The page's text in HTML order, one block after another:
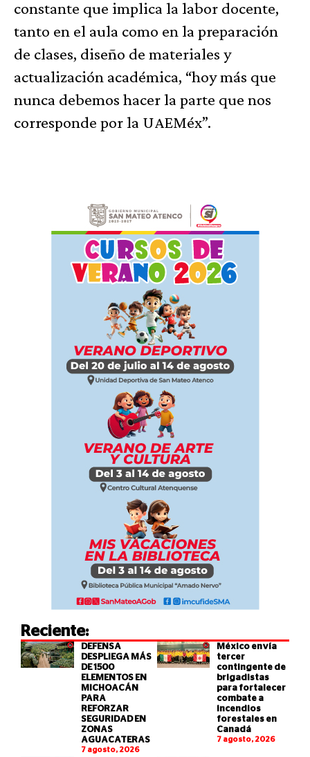
constante que implica la labor docente,
tanto en el aula como en la preparación
de clases, diseño de materiales y
actualización académica, “hoy más que
nunca debemos hacer la parte que nos
corresponde por la UAEMéx”.
Reciente:
DEFENSA
DESPLIEGA MÁS
DE 1500
ELEMENTOS EN
MICHOACÁN
PARA
REFORZAR
SEGURIDAD EN
ZONAS
AGUACATERAS
7 agosto, 2026
México envía
tercer
contingente de
brigadistas
para fortalecer
combate a
incendios
forestales en
Canadá
7 agosto, 2026